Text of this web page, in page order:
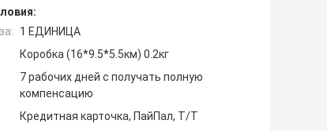
1 ЕДИНИЦА
Коробка (16*9.5*5.5км) 0.2кг
7 рабочих дней с получать полную
компенсацию
Кредитная карточка, ПайПал, Т/Т